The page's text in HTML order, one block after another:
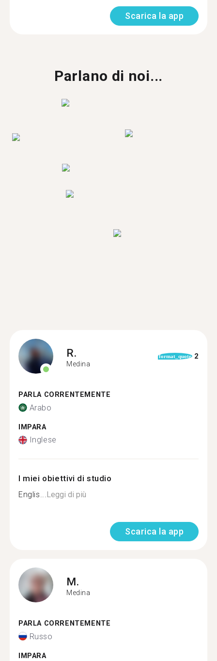
Scarica la app
Parlano di noi...
R.
Medina
format_quote 2
PARLA CORRENTEMENTE
Arabo
IMPARA
Inglese
I miei obiettivi di studio
Englis...Leggi di più
Scarica la app
M.
Medina
PARLA CORRENTEMENTE
Russo
IMPARA